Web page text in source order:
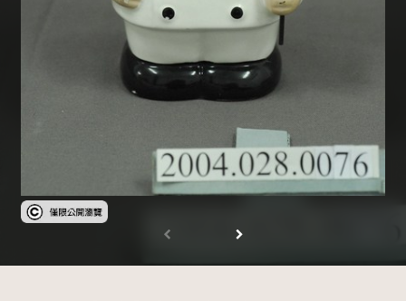
受著作權法保護-僅限於本平台有限度公開瀏覽